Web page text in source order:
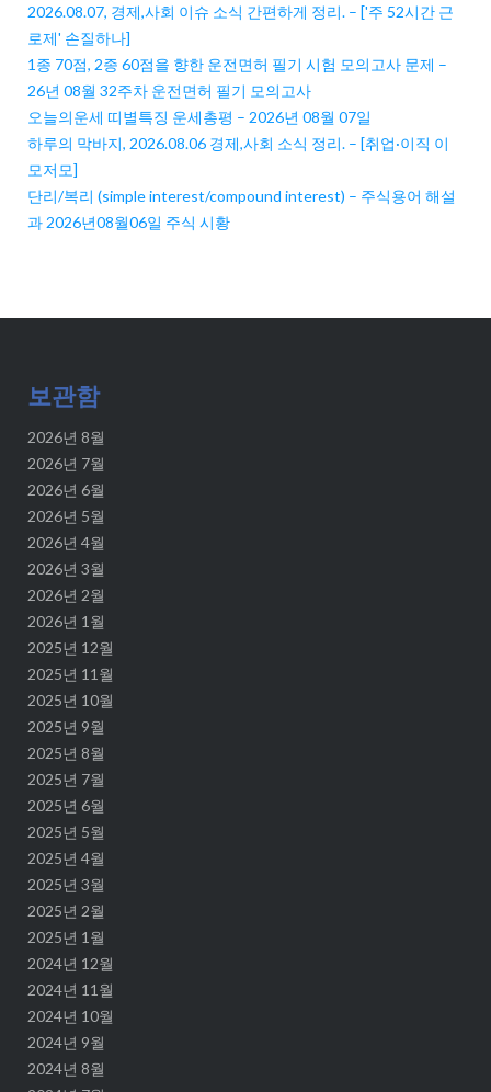
2026.08.07, 경제,사회 이슈 소식 간편하게 정리. – ['주 52시간 근
로제' 손질하나]
1종 70점, 2종 60점을 향한 운전면허 필기 시험 모의고사 문제 –
26년 08월 32주차 운전면허 필기 모의고사
오늘의운세 띠별특징 운세총평 – 2026년 08월 07일
하루의 막바지, 2026.08.06 경제,사회 소식 정리. – [취업·이직 이
모저모]
단리/복리 (simple interest/compound interest) – 주식용어 해설
과 2026년08월06일 주식 시황
보관함
2026년 8월
2026년 7월
2026년 6월
2026년 5월
2026년 4월
2026년 3월
2026년 2월
2026년 1월
2025년 12월
2025년 11월
2025년 10월
2025년 9월
2025년 8월
2025년 7월
2025년 6월
2025년 5월
2025년 4월
2025년 3월
2025년 2월
2025년 1월
2024년 12월
2024년 11월
2024년 10월
2024년 9월
2024년 8월